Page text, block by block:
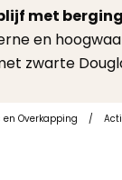
met
en
zwarte
Overkapping /